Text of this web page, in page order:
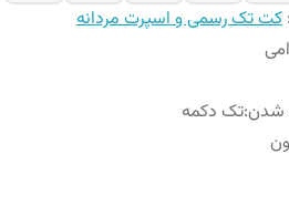
: کت تک رسمی و اسپرت مردانه
شدن:تک دکمه